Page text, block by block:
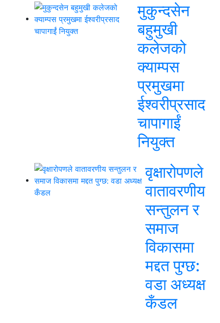
मुकुन्दसेन
बहुमुखी
कलेजको
क्याम्पस
प्रमुखमा
ईश्वरीप्रसाद
चापागाईं
नियुक्त
वृक्षारोपणले
वातावरणीय
सन्तुलन र
समाज
विकासमा
मद्दत पुग्छ:
वडा अध्यक्ष
कँडल